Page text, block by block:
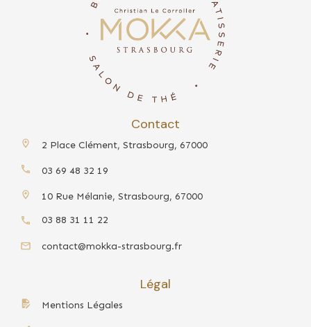
Contact
2 Place Clément, Strasbourg, 67000
03 69 48 32 19
10 Rue Mélanie, Strasbourg, 67000
03 88 31 11 22
contact@mokka-strasbourg.fr
Légal
Mentions Légales